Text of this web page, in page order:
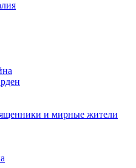
и мирные жители